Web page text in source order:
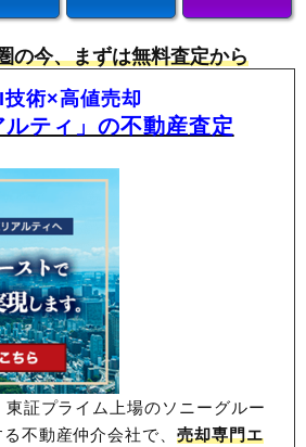
の今、まずは無料査定から
技術×高値売却
ルティ」の不動産査定
証プライム上場のソニーグルー
不動産仲介会社で、売却専門エ